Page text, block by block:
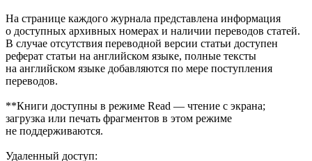
На странице каждого журнала представлена информация
о доступных архивных номерах и наличии переводов статей.
В случае отсутствия переводной версии статьи доступен
реферат статьи на английском языке, полные тексты
на английском языке добавляются по мере поступления
переводов.
**Книги доступны в режиме Read — чтение с экрана;
загрузка или печать фрагментов в этом режиме
не поддерживаются.
Удаленный доступ: